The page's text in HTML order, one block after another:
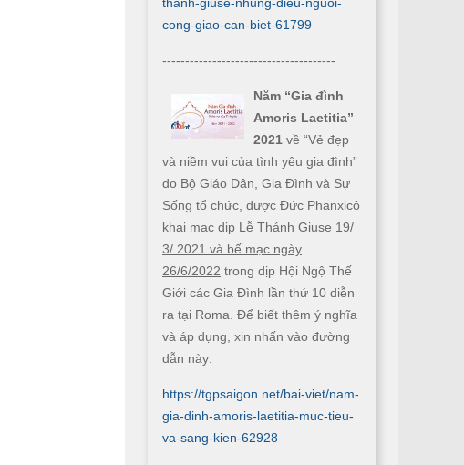
cong-giao-can-biet-61799
--------------------------------------
Năm “Gia đình
Amoris Laetitia”
2021 về “Vẻ đẹp
và niềm vui của tình yêu gia đình”
do Bộ Giáo Dân, Gia Đình và Sự
Sống tổ chức, được Đức Phanxicô
khai mạc dịp Lễ Thánh Giuse 19/
3/ 2021 và bế mạc ngày
26/6/2022 trong dịp Hội Ngộ Thế
Giới các Gia Đình lần thứ 10 diễn
ra tại Roma. Để biết thêm ý nghĩa
và áp dụng, xin nhấn vào đường
dẫn này:
https://tgpsaigon.net/bai-viet/nam-
gia-dinh-amoris-laetitia-muc-tieu-
va-sang-kien-62928